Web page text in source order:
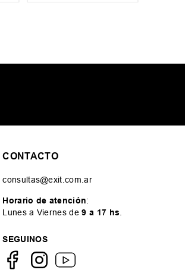
CONTACTO
consultas@exit.com.ar
Horario de atención:
Lunes a Viernes de9 a 17 hs
SEGUINOS